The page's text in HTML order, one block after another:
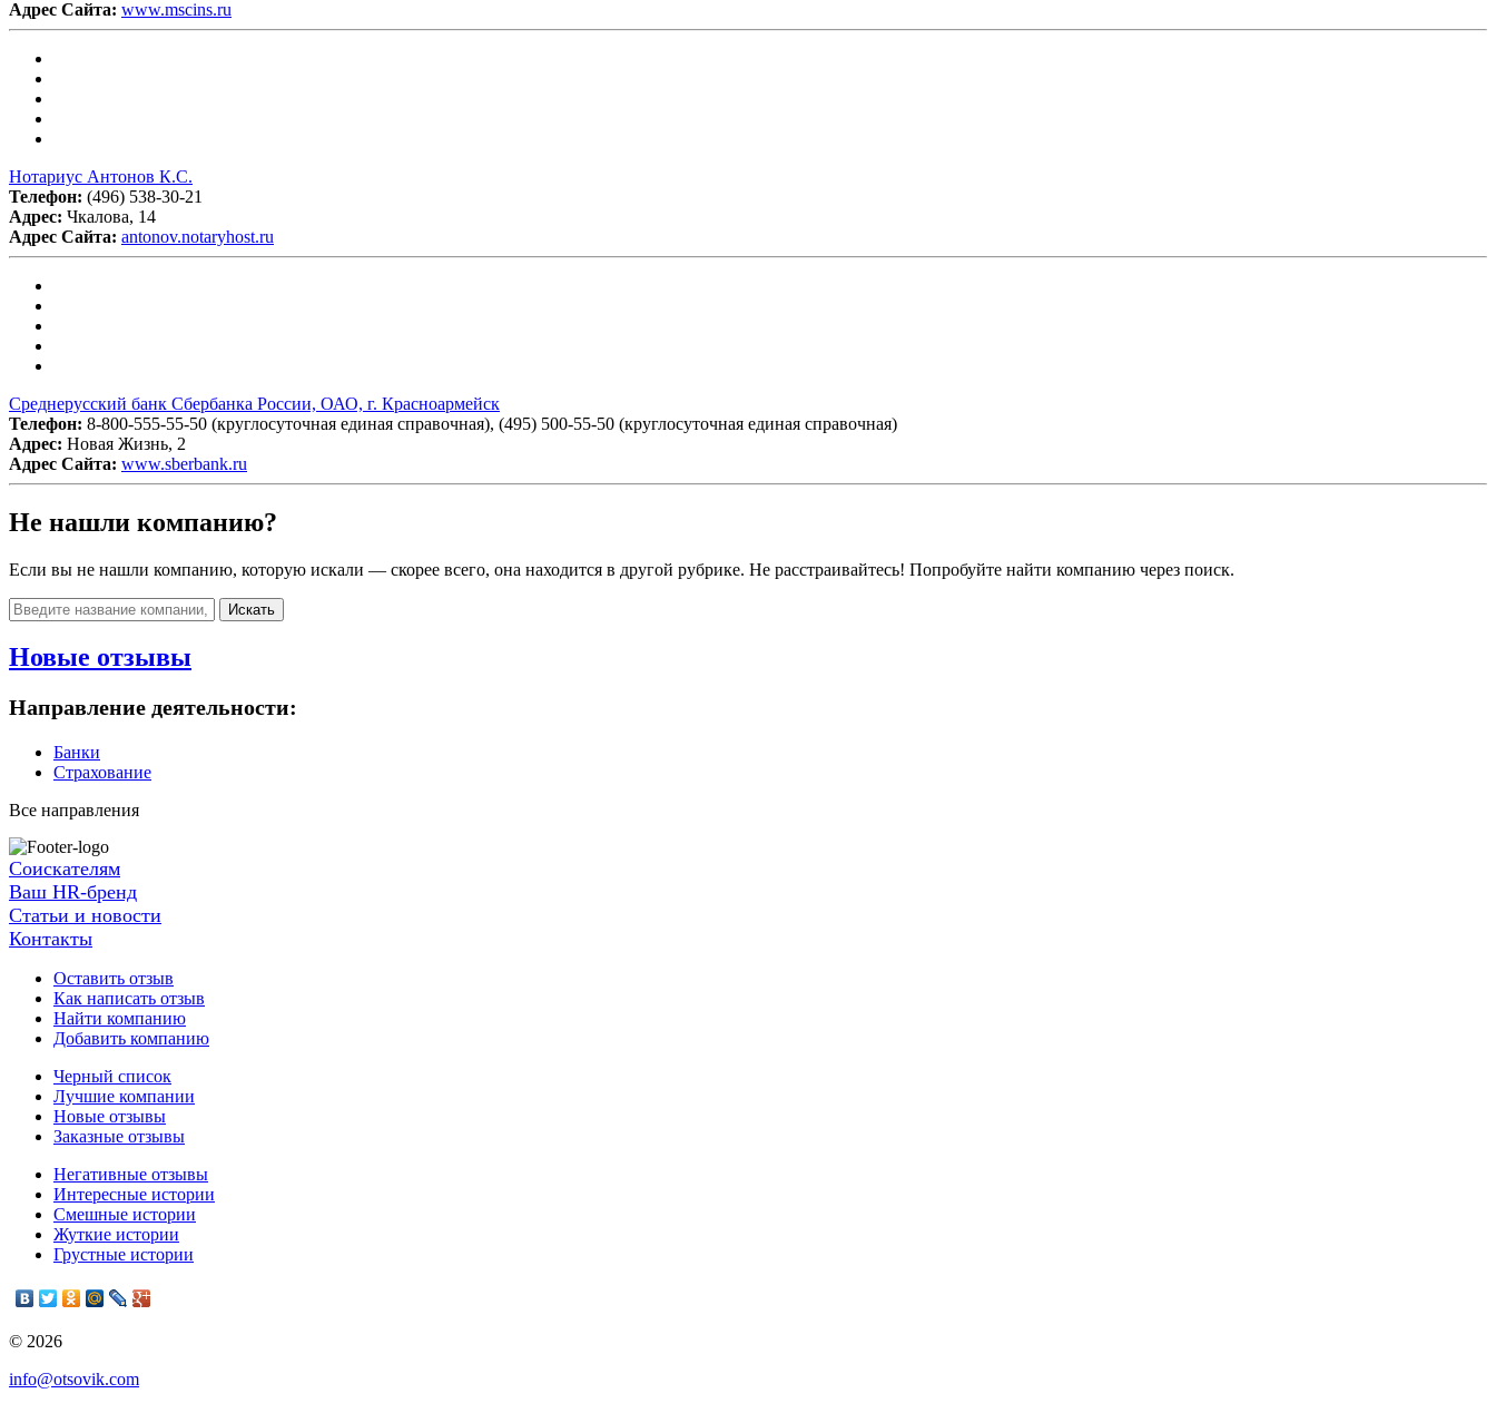
Адрес Сайта: www.mscins.ru
Нотариус Антонов К.С.
Телефон: (496) 538-30-21
Адрес: Чкалова, 14
Адрес Сайта: antonov.notaryhost.ru
Среднерусский банк Сбербанка России, ОАО, г. Красноармейск
Телефон: 8-800-555-55-50 (круглосуточная единая справочная), (495) 500-55-50 (круглосуточная единая справочная)
Адрес: Новая Жизнь, 2
Адрес Сайта: www.sberbank.ru
Не нашли компанию?
Если вы не нашли компанию, которую искали — скорее всего, она находится в другой рубрике. Не расстраивайтесь! Попробуйте найти компанию через поиск.
Искать
Новые отзывы
Направление деятельности:
Банки
Страхование
Все направления
Соискателям
Ваш HR-бренд
Статьи и новости
Контакты
Оставить отзыв
Как написать отзыв
Найти компанию
Добавить компанию
Черный список
Лучшие компании
Новые отзывы
Заказные отзывы
Негативные отзывы
Интересные истории
Смешные истории
Жуткие истории
Грустные истории
© 2026
info@otsovik.com